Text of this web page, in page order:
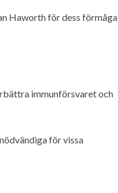
Haworth för dess förmåga
immunförsvaret och
för vissa